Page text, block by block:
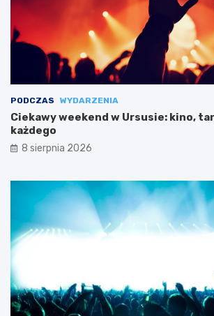
PODCZAS WYDARZENIA
Ciekawy weekend w Ursusie: kino,
każdego
8 sierpnia 2026